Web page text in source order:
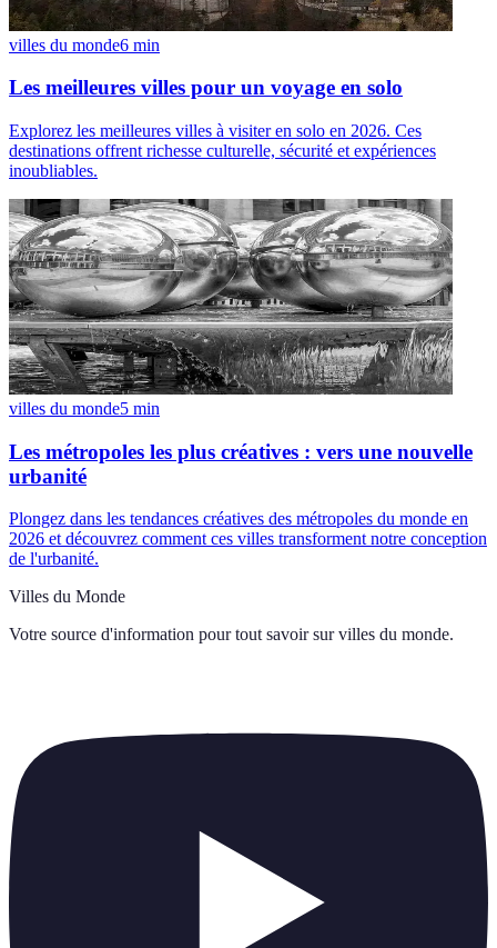
villes du monde6 min
Les meilleures villes pour un voyage en solo
Explorez les meilleures villes à visiter en solo en 2026. Ces
destinations offrent richesse culturelle, sécurité et expériences
inoubliables.
villes du monde5 min
Les métropoles les plus créatives : vers une nouvelle
urbanité
Plongez dans les tendances créatives des métropoles du monde en
2026 et découvrez comment ces villes transforment notre conception
de l'urbanité.
Villes du Monde
Votre source d'information pour tout savoir sur villes du monde.